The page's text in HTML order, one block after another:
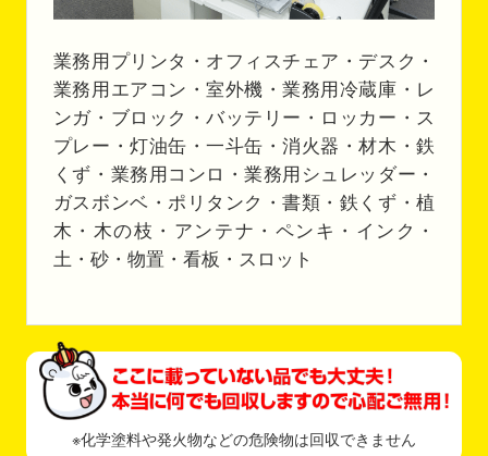
業務用プリンタ・オフィスチェア・デスク・
業務用エアコン・室外機・業務用冷蔵庫・レ
ンガ・ブロック・バッテリー・ロッカー・ス
プレー・灯油缶・一斗缶・消火器・材木・鉄
くず・業務用コンロ・業務用シュレッダー・
ガスボンベ・ポリタンク・書類・鉄くず・植
木・木の枝・アンテナ・ペンキ・インク・
土・砂・物置・看板・スロット
※化学塗料や発火物などの危険物は回収できません